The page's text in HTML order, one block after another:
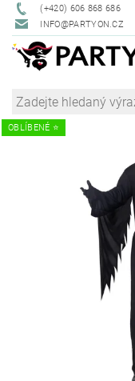
(+420) 606 868 686
INFO@PARTYON.CZ
OBLÍBENÉ ⭐️